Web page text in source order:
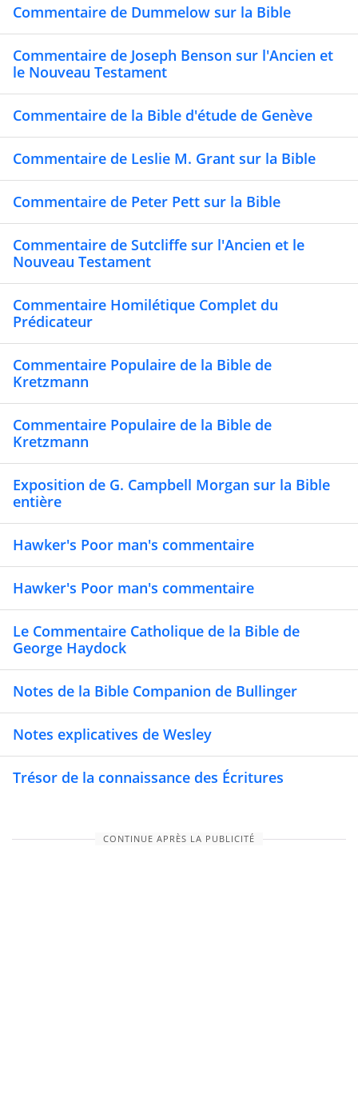
Commentaire de Dummelow sur la Bible
Commentaire de Joseph Benson sur l'Ancien et
le Nouveau Testament
Commentaire de la Bible d'étude de Genève
Commentaire de Leslie M. Grant sur la Bible
Commentaire de Peter Pett sur la Bible
Commentaire de Sutcliffe sur l'Ancien et le
Nouveau Testament
Commentaire Homilétique Complet du
Prédicateur
Commentaire Populaire de la Bible de
Kretzmann
Commentaire Populaire de la Bible de
Kretzmann
Exposition de G. Campbell Morgan sur la Bible
entière
Hawker's Poor man's commentaire
Hawker's Poor man's commentaire
Le Commentaire Catholique de la Bible de
George Haydock
Notes de la Bible Companion de Bullinger
Notes explicatives de Wesley
Trésor de la connaissance des Écritures
CONTINUE APRÈS LA PUBLICITÉ